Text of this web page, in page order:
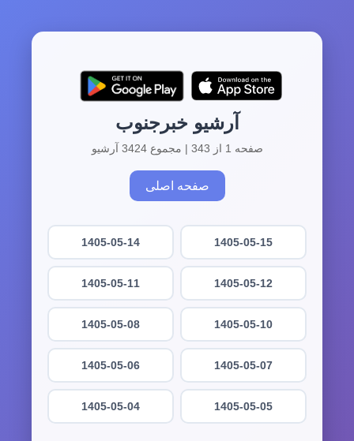
آرشیو خبرجنوب
صفحه 1 از 343 | مجموع 3424 آرشیو
صفحه اصلی
1405-05-15
1405-05-14
1405-05-12
1405-05-11
1405-05-10
1405-05-08
1405-05-07
1405-05-06
1405-05-05
1405-05-04